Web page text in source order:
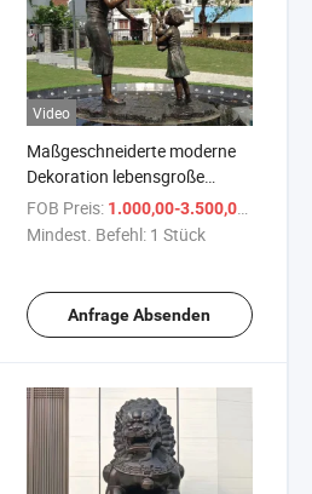
Video
Maßgeschneiderte moderne
Dekoration lebensgroße
Bronzeskulptur
FOB Preis: 1.000,00-3.500,00 $
Mindest. Befehl: 1 Stück
Anfrage Absenden